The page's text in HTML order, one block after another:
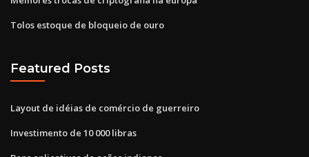
Tolos estoque de bloqueio de ouro
Featured Posts
Layout de idéias de comércio de guerreiro
Investimento de 10 000 libras